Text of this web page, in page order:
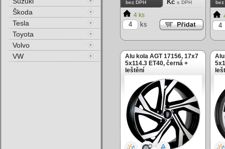
bez DPH
Kč s DPH
4 ks
ks
bez
Alu kola AGT 17156, 17x7
5x114.3 ET40, černá +
leštění
Škoda
Tesla
Toyota
Volvo
VW